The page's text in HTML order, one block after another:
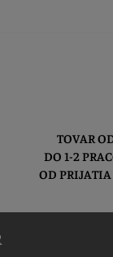
TOVAR
1-2 PRACOVNÝCH
PRIJATIA